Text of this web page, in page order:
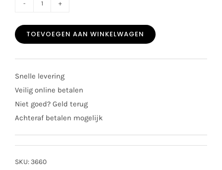
basis
maillot
aantal
TOEVOEGEN AAN WINKELWAGEN
Snelle levering
Veilig online betalen
Niet goed? Geld terug
Achteraf betalen mogelijk
SKU:3660